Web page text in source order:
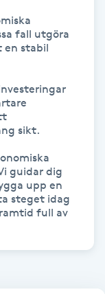
fall utgöra
en stabil
sikt.
guidar dig
upp en
steget idag
full av